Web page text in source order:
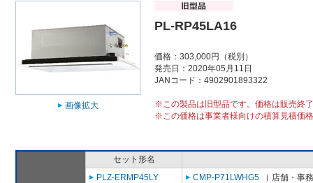
画像拡大
PL-RP45LA16
価格：303,000円（税別）
発売日：2020年05月11日
JANコード：4902901893322
※この製品は旧型品です。価格は販売終
※この価格は事業者様向けの積算見積価
セット形名
PLZ-ERMP45LY
CMP-P71LWHG5 （ 店舗・事